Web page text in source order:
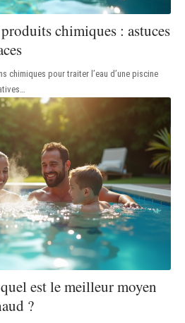
chimiques : astuces
chimiques pour traiter l’eau d’une piscine
est le meilleur moyen
?